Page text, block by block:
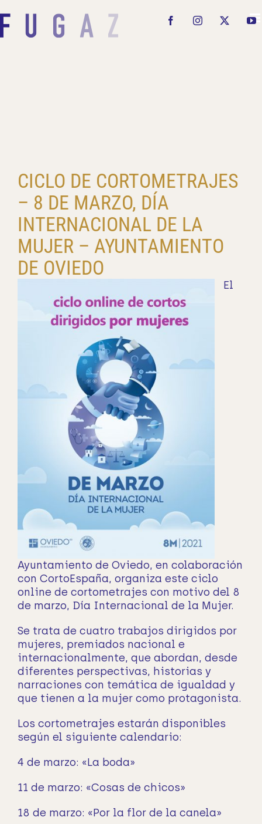
al
contenido
FacebookInstagram
CICLO DE CORTOMETRAJES
– 8 DE MARZO, DÍA
INTERNACIONAL DE LA
MUJER – AYUNTAMIENTO
DE OVIEDO
El
Ayuntamiento de Oviedo, en colaboración
con CortoEspaña, organiza este ciclo
online de cortometrajes con motivo del 8
de marzo, Día Internacional de la Mujer.
Se trata de cuatro trabajos dirigidos por
mujeres, premiados nacional e
internacionalmente, que abordan, desde
diferentes perspectivas, historias y
narraciones con temática de igualdad y
que tienen a la mujer como protagonista.
Los cortometrajes estarán disponibles
según el siguiente calendario:
4 de marzo: «La boda»
11 de marzo: «Cosas de chicos»
18 de marzo: «Por la flor de la canela»